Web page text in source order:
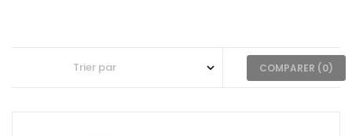
COMPARER (0)